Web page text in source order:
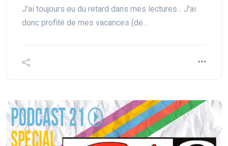
J'ai toujours eu du retard dans mes lectures... J'ai
donc profité de mes vacances (de…